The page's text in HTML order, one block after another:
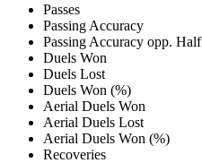
Passes
Passing Accuracy
Passing Accuracy opp. Half
Duels Won
Duels Lost
Duels Won (%)
Aerial Duels Won
Aerial Duels Lost
Aerial Duels Won (%)
Recoveries